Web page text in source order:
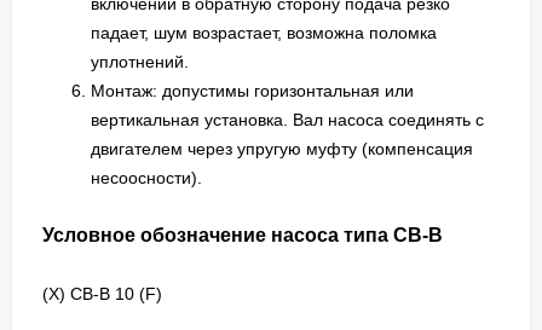
падает, шум возрастает, возможна поломка
уплотнений.
Монтаж: допустимы горизонтальная или
вертикальная установка. Вал насоса соединять с
двигателем через упругую муфту (компенсация
несоосности).
Условное обозначение насоса типа СВ-В
(Х) СВ-B 10 (F)